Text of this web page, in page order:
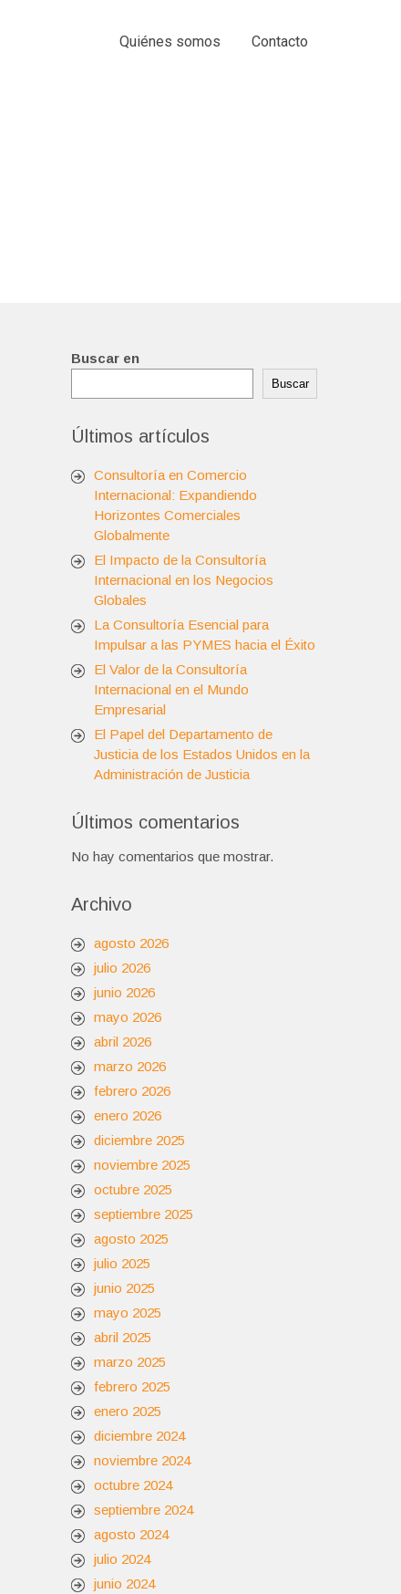
Quiénes somos Contacto
Buscar en
Buscar
Últimos artículos
Consultoría en Comercio
Internacional: Expandiendo
Horizontes Comerciales
Globalmente
El Impacto de la Consultoría
Internacional en los Negocios
Globales
La Consultoría Esencial para
Impulsar a las PYMES hacia el Éxito
El Valor de la Consultoría
Internacional en el Mundo
Empresarial
El Papel del Departamento de
Justicia de los Estados Unidos en la
Administración de Justicia
Últimos comentarios
No hay comentarios que mostrar.
Archivo
agosto 2026
julio 2026
junio 2026
mayo 2026
abril 2026
marzo 2026
febrero 2026
enero 2026
diciembre 2025
noviembre 2025
octubre 2025
septiembre 2025
agosto 2025
julio 2025
junio 2025
mayo 2025
abril 2025
marzo 2025
febrero 2025
enero 2025
diciembre 2024
noviembre 2024
octubre 2024
septiembre 2024
agosto 2024
julio 2024
junio 2024